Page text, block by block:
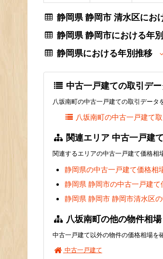
静岡県 静岡市 清水区に
静岡県 静岡市における
静岡県における年別推移
中古一戸建ての取引デー
八坂南町の中古一戸建ての取引データ
八坂南町の中古一戸建て
関連エリア 中古一戸建
関連するエリアの中古一戸建て価格相
静岡県の中古一戸建て価格相
静岡県 静岡市の中古一戸建
静岡県 静岡市 静岡市清水区
八坂南町の他の物件相場
中古一戸建て以外の物件の価格相場を
中古一戸建て